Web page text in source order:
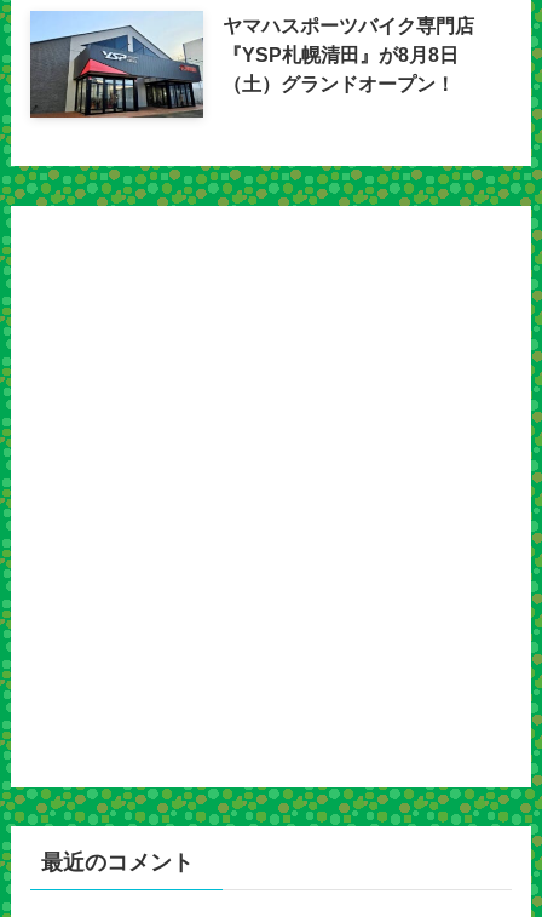
ヤマハスポーツバイク専門店
『YSP札幌清田』が8月8日
（土）グランドオープン！
最近のコメント